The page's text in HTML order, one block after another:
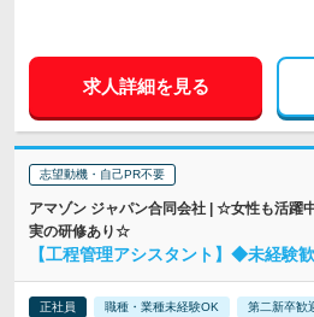
求人詳細を見る
志望動機・自己PR不要
アマゾン ジャパン合同会社 | ☆女性も活躍
実の研修あり☆
【工程管理アシスタント】◆未経験
正社員 職種・業種未経験OK 第二新卒歓